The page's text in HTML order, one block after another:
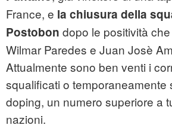
France, e la chiusura della
Postobon dopo le positività
Wilmar Paredes e Juan Josè
Attualmente sono ben venti i
squalificati o temporaneamente
doping, un numero superiore a
nazioni.